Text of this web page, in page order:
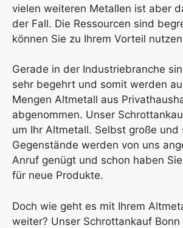
vielen weiteren Metallen ist aber
der Fall. Die Ressourcen sind
können Sie zu Ihrem Vorteil
Gerade in der Industriebranche
sehr begehrt und somit werden
Mengen Altmetall aus
abgenommen. Unser
um Ihr Altmetall. Selbst große und
Gegenstände werden von uns
Anruf genügt und schon haben
für neue Produkte.
Doch wie geht es mit Ihrem
weiter? Unser Schrottankauf